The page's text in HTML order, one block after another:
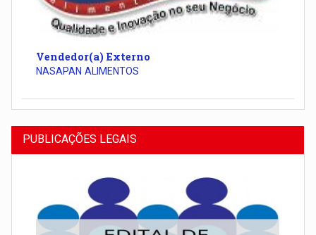
Vendedor(a) Externo
NASAPAN ALIMENTOS
PUBLICAÇÕES LEGAIS